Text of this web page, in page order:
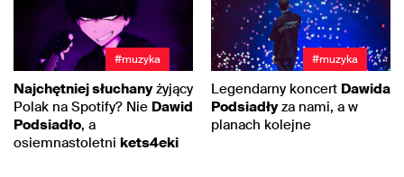
#muzyka
Najchętniej słuchanyżyjący
Polak na Spotify? Nie Dawid
Podsiadło, a
osiemnastoletni kets4eki
#muzyka
Legendarny koncert Dawida
Podsiadłyza nami, a w
planach kolejne